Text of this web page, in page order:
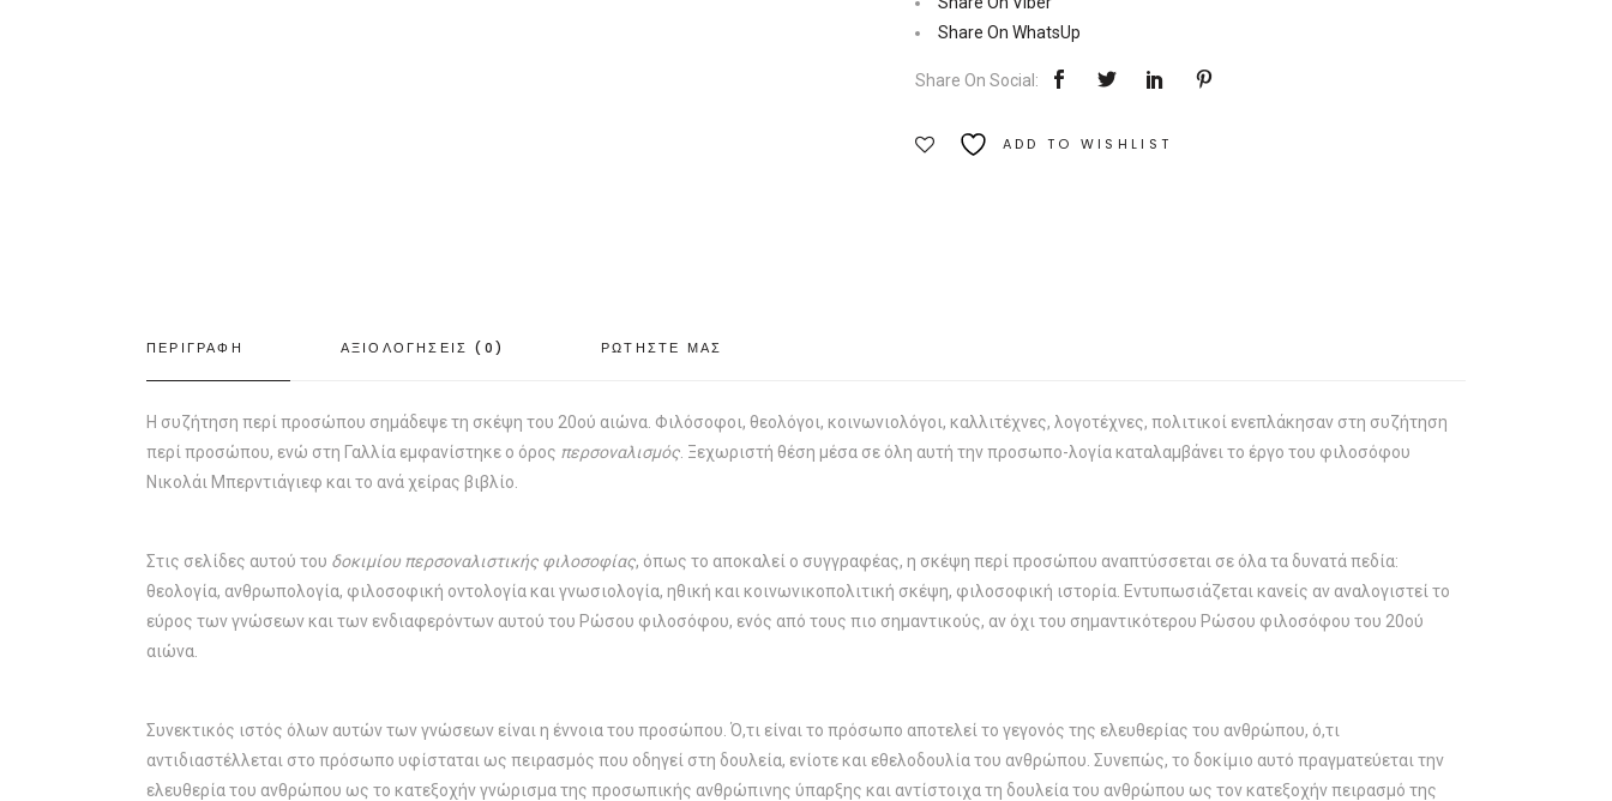
του
|
Printa
Share On WhatsUp
Share On Social:
ADD TO WISHLIST
ΠΕΡΙΓΡΑΦΗ ΑΞΙΟΛΟΓΗΣΕΙΣ (0) ΡΩΤΗΣΤΕ ΜΑΣ
Η συζήτηση περί προσώπου σημάδεψε τη σκέψη του 20ού αιώνα. Φιλόσοφοι, θεολόγοι, κοινωνιολόγοι, καλλιτέχνες, λογοτέχνες, πολιτικοί ενεπλάκησαν στη συζήτηση
περί προσώπου, ενώ στη Γαλλία εμφανίστηκε ο όρος περσοναλισμός . Ξεχωριστή θέση μέσα σε όλη αυτή την προσωπο-λογία καταλαμβάνει το έργο του φιλοσόφου
Νικολάι Μπερντιάγιεφ και το ανά χείρας βιβλίο.
Στις σελίδες αυτού του δοκιμίου περσοναλιστικής φιλοσοφίας, όπως το αποκαλεί ο συγγραφέας, η σκέψη περί προσώπου αναπτύσσεται σε όλα τα δυνατά πεδία:
θεολογία, ανθρωπολογία, φιλοσοφική οντολογία και γνωσιολογία, ηθική και κοινωνικοπολιτική σκέψη, φιλοσοφική ιστορία. Εντυπωσιάζεται κανείς αν αναλογιστεί το
εύρος των γνώσεων και των ενδιαφερόντων αυτού του Ρώσου φιλοσόφου, ενός από τους πιο σημαντικούς, αν όχι του σημαντικότερου Ρώσου φιλοσόφου του 20ού
αιώνα.
Συνεκτικός ιστός όλων αυτών των γνώσεων είναι η έννοια του προσώπου. Ό,τι είναι το πρόσωπο αποτελεί το γεγονός της ελευθερίας του ανθρώπου, ό,τι
αντιδιαστέλλεται στο πρόσωπο υφίσταται ως πειρασμός που οδηγεί στη δουλεία, ενίοτε και εθελοδουλία του ανθρώπου. Συνεπώς, το δοκίμιο αυτό πραγματεύεται την
ελευθερία του ανθρώπου ως το κατεξοχήν γνώρισμα της προσωπικής ανθρώπινης ύπαρξης και αντίστοιχα τη δουλεία του ανθρώπου ως τον κατεξοχήν πειρασμό της